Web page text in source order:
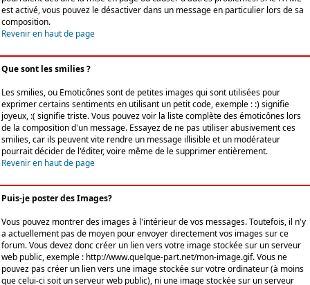
est activé, vous pouvez le désactiver dans un message en particulier lors de sa
composition.
Revenir en haut de page
Que sont les smilies ?
Les smilies, ou Emoticônes sont de petites images qui sont utilisées pour
exprimer certains sentiments en utilisant un petit code, exemple : :) signifie
joyeux, :( signifie triste. Vous pouvez voir la liste complète des émoticônes lors
de la composition d'un message. Essayez de ne pas utiliser abusivement ces
smilies, car ils peuvent vite rendre un message illisible et un modérateur
pourrait décider de l'éditer, voire même de le supprimer entièrement.
Revenir en haut de page
Puis-je poster des Images?
Vous pouvez montrer des images à l'intérieur de vos messages. Toutefois, il n'y
a actuellement pas de moyen pour envoyer directement vos images sur ce
forum. Vous devez donc créer un lien vers votre image stockée sur un serveur
web public, exemple : http://www.quelque-part.net/mon-image.gif. Vous ne
pouvez pas créer un lien vers une image stockée sur votre ordinateur (à moins
que celui-ci soit un serveur web public), ni une image stockée sur un serveur